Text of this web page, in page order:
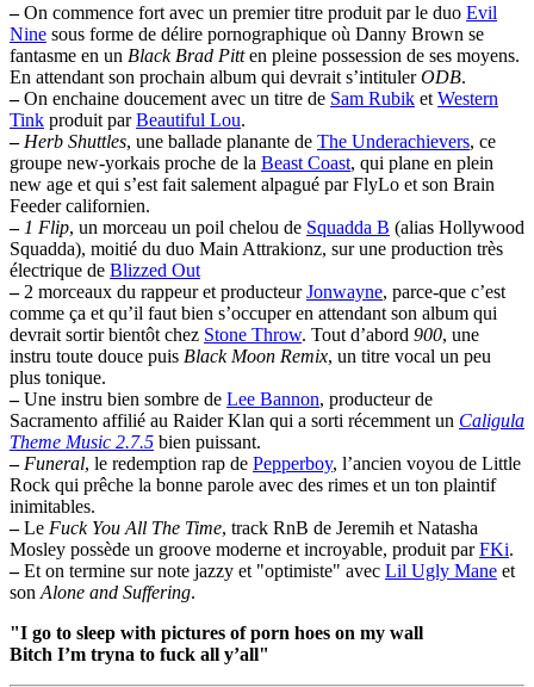
–On commence fort avec un premier titre produit par le duo Evil
Nine sous forme de délire pornographique où Danny Brown se
fantasme en un Black Brad Pitten pleine possession de ses moyens.
En attendant son prochain album qui devrait s’intitulerODB.
–On enchaine doucement avec un titre de Sam Rubik et Western
Tink produit parBeautiful Lou.
– Herb Shuttles, une ballade planante de The Underachievers, ce
groupe new-yorkais proche de la Beast Coast, qui plane en plein
new age et qui s’est fait salement alpagué par FlyLo et son Brain
Feeder californien.
– 1 Flip, un morceau un poil chelou de Squadda B (alias Hollywood
Squadda), moitié du duo Main Attrakionz, sur une production très
électrique de Blizzed Out
–2 morceaux du rappeur et producteurJonwayne, parce-que c’est
comme ça et qu’il faut bien s’occuper en attendant son album qui
devrait sortir bientôt chez Stone Throw. Tout d’abord 900, une
instru toute douce puis Black Moon Remix, un titre vocal un peu
plus tonique.
–Une instru bien sombre de Lee Bannon, producteur de
Sacramento affilié au Raider Klan qui a sorti récemment un Caligula
Theme Music 2.7.5 bien puissant.
– Funeral, le redemption rap de Pepperboy, l’ancien voyou de Little
Rock qui prêche la bonne parole avec des rimes et un ton plaintif
inimitables.
–Le Fuck You All The Time, track RnB de Jeremih et Natasha
Mosley possède un groove moderne et incroyable, produit parFKi.
–Et on termine sur note jazzy et "optimiste" avec Lil Ugly Mane et
son Alone and Suffering.
"I go to sleep with pictures of porn hoes on my wall
Bitch I’m tryna to fuck all y’all"